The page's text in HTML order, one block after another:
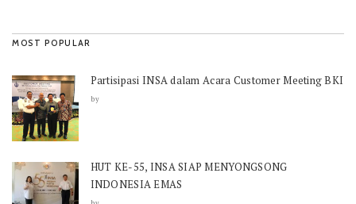
MOST POPULAR
Partisipasi INSA dalam Acara Customer Meeting BKI
by
HUT KE-55, INSA SIAP MENYONGSONG
INDONESIA EMAS